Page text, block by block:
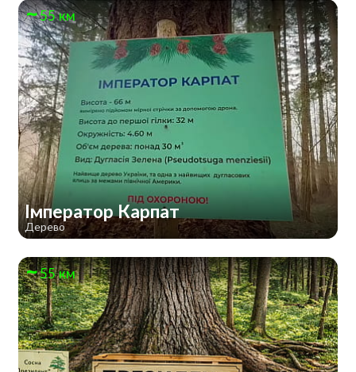
55 км
Імператор Карпат
Дерево
55 км